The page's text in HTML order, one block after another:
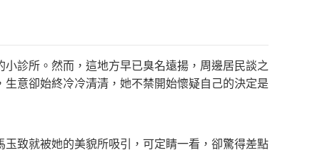
診所。然而，這地方早已臭名遠揚，周邊居民談之
意卻始終冷冷清清，她不禁開始懷疑自己的決定是
致就被她的美貌所吸引，可定睛一看，卻驚得差點